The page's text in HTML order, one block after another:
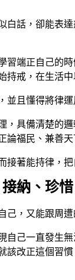
白話，卻能表
習端正自己的
戒，在生活
並且懂得將律
，具備清楚的
論福民、兼善
接著能持律，
納、珍
己，又能跟周遭
自己一直發生
該改正這個習